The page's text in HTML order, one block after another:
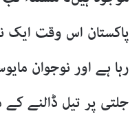
پاکستان اس وقت ایک
رہا ہے اور نوجوان
جلتی پر تیل ڈالنے